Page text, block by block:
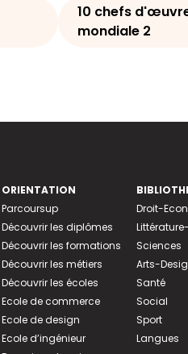
10 chefs
mondiale 2
ORIENTATION
Parcoursup
Découvrir les diplômes
Découvrir les formations
Découvrir les métiers
Découvrir les écoles
Ecole de commerce
Ecole de design
Ecole d’ingénieur
Droit-
Sciences
Arts-
Santé
Social
Sport
Langues